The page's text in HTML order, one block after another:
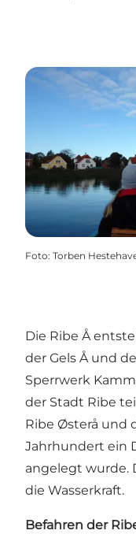
Foto: Torben
Die Ribe Å
der Gels Å und
Sperrwerk
der Stadt Ribe
Ribe Østerå und
Jahrhundert ein
angelegt wurde.
die Wasserkraft.
Befahren der